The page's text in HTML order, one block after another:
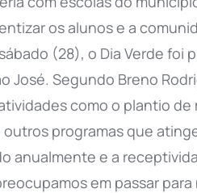
os alunos e a
(28), o Dia Verde foi
José. Segundo Breno
como o plantio de
programas que
anualmente e a
em passar para